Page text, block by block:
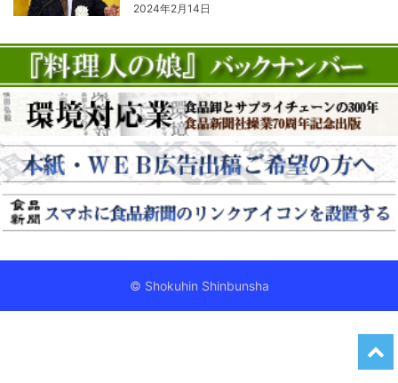
2024年2月14日
© Shokuhin Shinbunsha